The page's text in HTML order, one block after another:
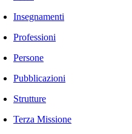
Insegnamenti
Professioni
Persone
Pubblicazioni
Strutture
Terza Missione